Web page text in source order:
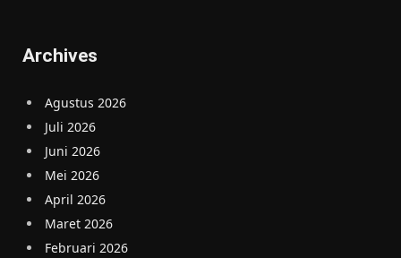
Archives
Agustus 2026
Juli 2026
Juni 2026
Mei 2026
April 2026
Maret 2026
Februari 2026